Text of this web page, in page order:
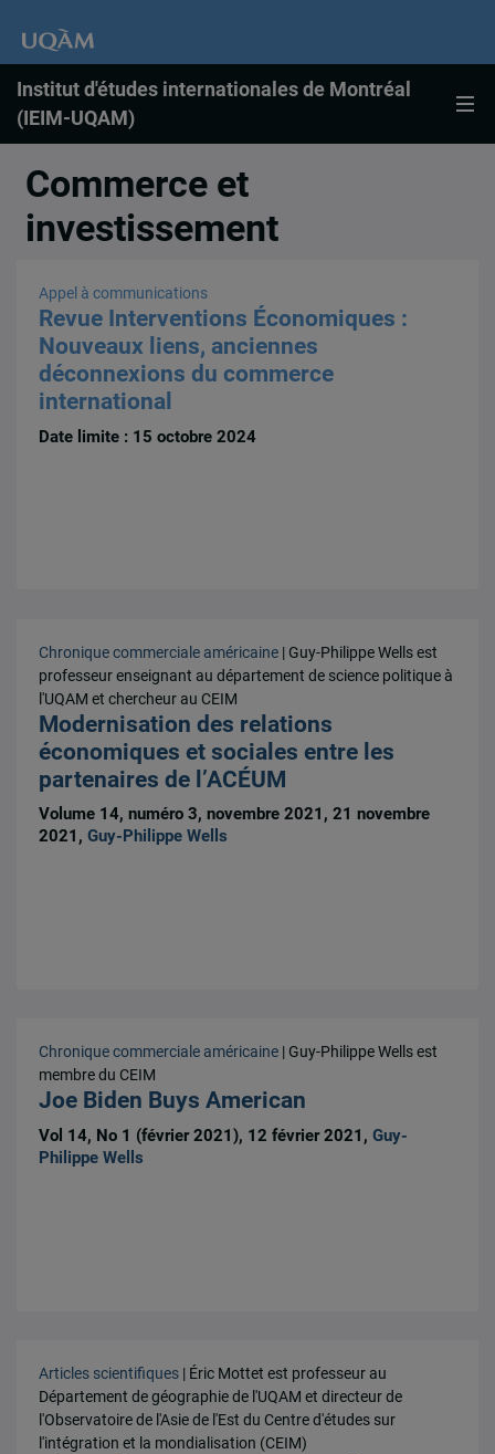
Institut d'études internationales de Montréal
(IEIM-UQAM)
Commerce et
investissement
Appel à communications
Revue Interventions Économiques :
Nouveaux liens, anciennes
déconnexions du commerce
international
Date limite : 15 octobre 2024
Chronique commerciale américaine | Guy-Philippe Wells est
professeur enseignant au département de science politique à
l'UQAM et chercheur au CEIM
Modernisation des relations
économiques et sociales entre les
partenaires de l’ACÉUM
Volume 14, numéro 3, novembre 2021, 21 novembre
2021,Guy-Philippe Wells
Chronique commerciale américaine | Guy-Philippe Wells est
membre du CEIM
Joe Biden Buys American
Vol 14, No 1 (février 2021), 12 février 2021,Guy-
Philippe Wells
Articles scientifiques | Éric Mottet est professeur au
Département de géographie de l'UQAM et directeur de
l'Observatoire de l'Asie de l'Est du Centre d'études sur
l'intégration et la mondialisation (CEIM)